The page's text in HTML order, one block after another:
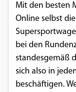
Mit den besten
Online selbst
bei den
standesgemäß
sich also in
beschäftigen.
Name: